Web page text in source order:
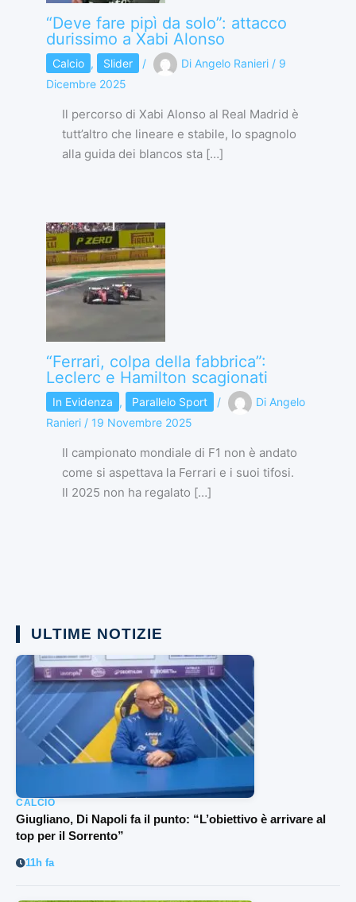
“Deve fare pipì da solo”: attacco
durissimo a Xabi Alonso
Calcio , Slider / Di Angelo Ranieri / 9
Dicembre 2025
Il percorso di Xabi Alonso al Real Madrid è
tutt’altro che lineare e stabile, lo spagnolo
alla guida dei blancos sta […]
“Ferrari, colpa della fabbrica”:
Leclerc e Hamilton scagionati
In Evidenza , Parallelo Sport / Di Angelo
Ranieri / 19 Novembre 2025
Il campionato mondiale di F1 non è andato
come si aspettava la Ferrari e i suoi tifosi.
Il 2025 non ha regalato […]
ULTIME NOTIZIE
CALCIO
Giugliano, Di Napoli fa il punto: “L’obiettivo è arrivare al
top per il Sorrento”
11h fa